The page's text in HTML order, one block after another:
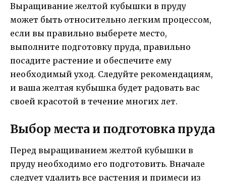
Выращивание желтой кубышки в пруду
может быть относительно легким процессом,
если вы правильно выберете место,
выполните подготовку пруда, правильно
посадите растение и обеспечите ему
необходимый уход. Следуйте рекомендациям,
и ваша желтая кубышка будет радовать вас
своей красотой в течение многих лет.
Выбор места и подготовка пруда
Перед выращиванием желтой кубышки в
пруду необходимо его подготовить. Вначале
следует удалить все растения и примеси из